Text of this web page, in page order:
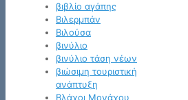
βιβλίο αγάπης
Βιλερμπάν
Βιλούσα
βινύλιο
βινύλιο τάση νέων
βιώσιμη τουριστική
ανάπτυξη
Βλάχοι Μονάχου